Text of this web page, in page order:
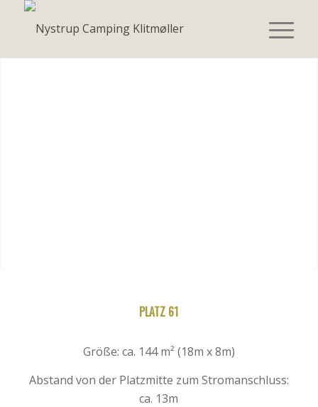
PLATZ 61
Größe: ca. 144 m² (18m x 8m)
Abstand von der Platzmitte zum Stromanschluss:
ca. 13m